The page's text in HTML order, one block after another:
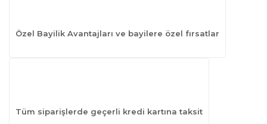
Özel Bayilik Avantajları ve bayilere özel fırsatlar
Tüm siparişlerde geçerli kredi kartına taksit